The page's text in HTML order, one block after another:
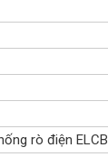
rò điện ELCB